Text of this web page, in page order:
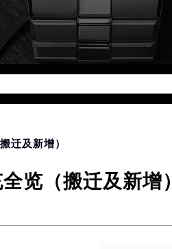
提前预约）
）
迁及新增）
览（搬迁及新增）